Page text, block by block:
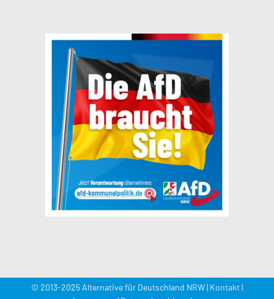
© 2013-2025 Alternative für Deutschland NRW | Kontakt|